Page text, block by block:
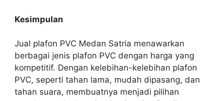
Kesimpulan
Jual plafon PVC Medan Satria menawarkan
berbagai jenis plafon PVC dengan harga yang
kompetitif. Dengan kelebihan-kelebihan plafon
PVC, seperti tahan lama, mudah dipasang, dan
tahan suara, membuatnya menjadi pilihan